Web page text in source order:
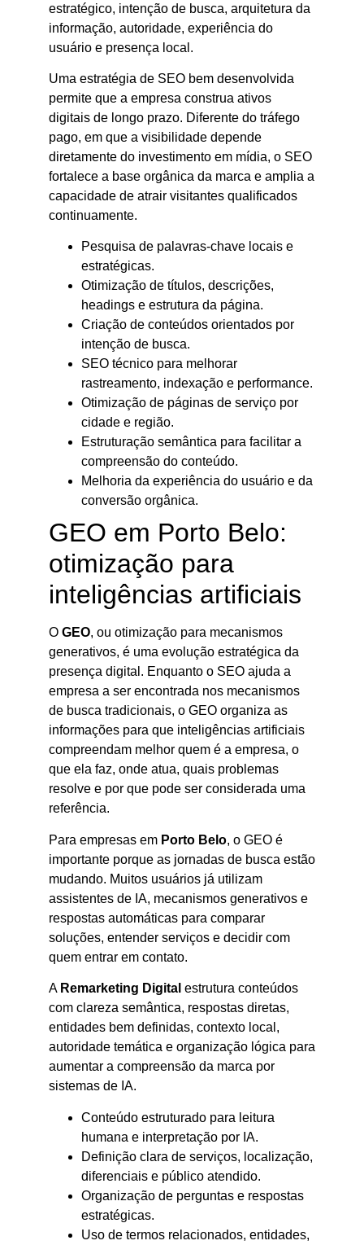
estratégico, intenção de busca, arquitetura da
informação, autoridade, experiência do
usuário e presença local.
Uma estratégia de SEO bem desenvolvida
permite que a empresa construa ativos
digitais de longo prazo. Diferente do tráfego
pago, em que a visibilidade depende
diretamente do investimento em mídia, o SEO
fortalece a base orgânica da marca e amplia a
capacidade de atrair visitantes qualificados
continuamente.
Pesquisa de palavras-chave locais e
estratégicas.
Otimização de títulos, descrições,
headings e estrutura da página.
Criação de conteúdos orientados por
intenção de busca.
SEO técnico para melhorar
rastreamento, indexação e performance.
Otimização de páginas de serviço por
cidade e região.
Estruturação semântica para facilitar a
compreensão do conteúdo.
Melhoria da experiência do usuário e da
conversão orgânica.
GEO em Porto Belo:
otimização para
inteligências artificiais
O GEO, ou otimização para mecanismos
generativos, é uma evolução estratégica da
presença digital. Enquanto o SEO ajuda a
empresa a ser encontrada nos mecanismos
de busca tradicionais, o GEO organiza as
informações para que inteligências artificiais
compreendam melhor quem é a empresa, o
que ela faz, onde atua, quais problemas
resolve e por que pode ser considerada uma
referência.
Para empresas em Porto Belo, o GEO é
importante porque as jornadas de busca estão
mudando. Muitos usuários já utilizam
assistentes de IA, mecanismos generativos e
respostas automáticas para comparar
soluções, entender serviços e decidir com
quem entrar em contato.
A Remarketing Digital estrutura conteúdos
com clareza semântica, respostas diretas,
entidades bem definidas, contexto local,
autoridade temática e organização lógica para
aumentar a compreensão da marca por
sistemas de IA.
Conteúdo estruturado para leitura
humana e interpretação por IA.
Definição clara de serviços, localização,
diferenciais e público atendido.
Organização de perguntas e respostas
estratégicas.
Uso de termos relacionados, entidades,